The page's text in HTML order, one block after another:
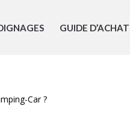
GUIDE D’ACHAT
Car ?